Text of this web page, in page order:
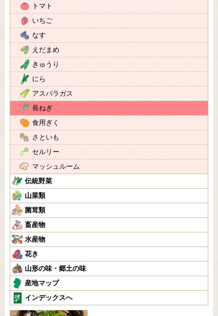
トマト
いちご
なす
えだまめ
きゅうり
にら
アスパラガス
長ねぎ
食用ぎく
さといも
セルリー
マッシュルーム
伝統野菜
山菜類
菌茸類
畜産物
水産物
花き
山形の味・郷土の味
産地マップ
インデックスへ